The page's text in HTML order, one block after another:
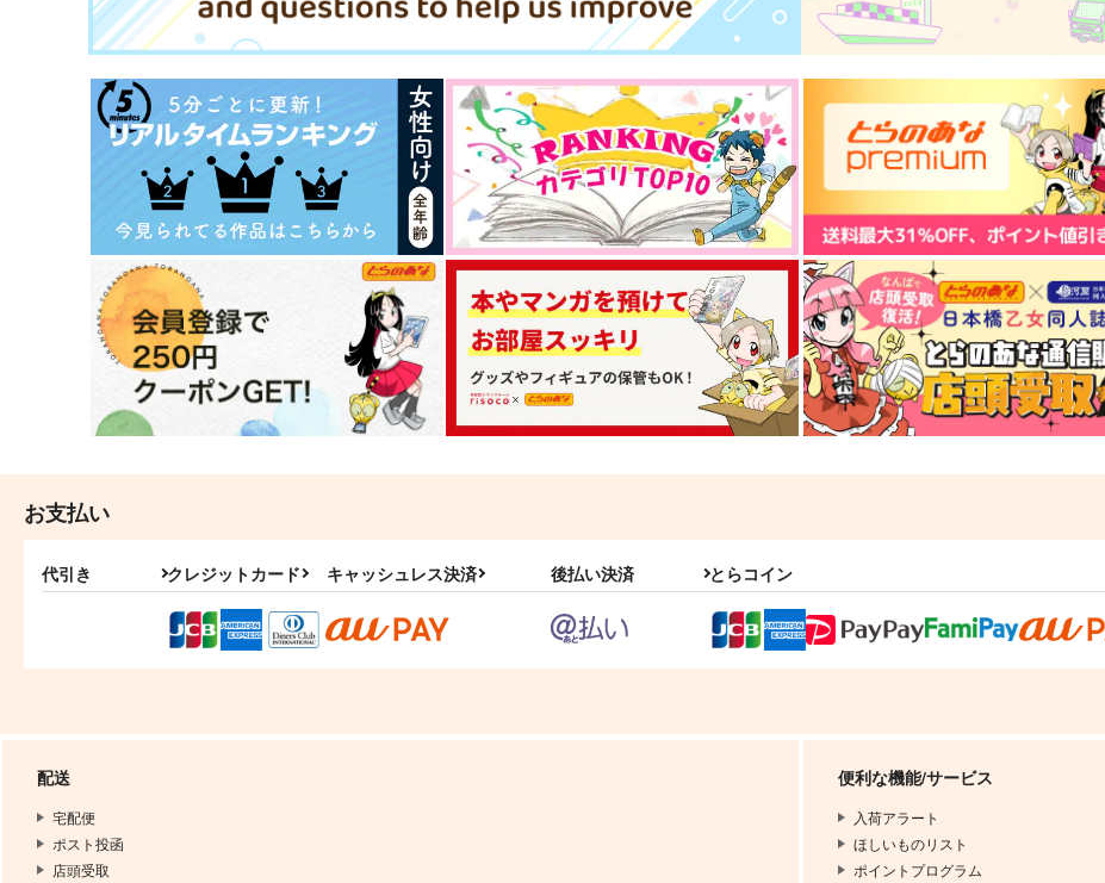
お支払い
代引き クレジットカード キャッシュレス決済 後払い決済 とらコイン
配送
宅配便
ポスト投函
店頭受取
便利な機能/サービス
入荷アラート
ほしいものリスト
ポイントプログラム